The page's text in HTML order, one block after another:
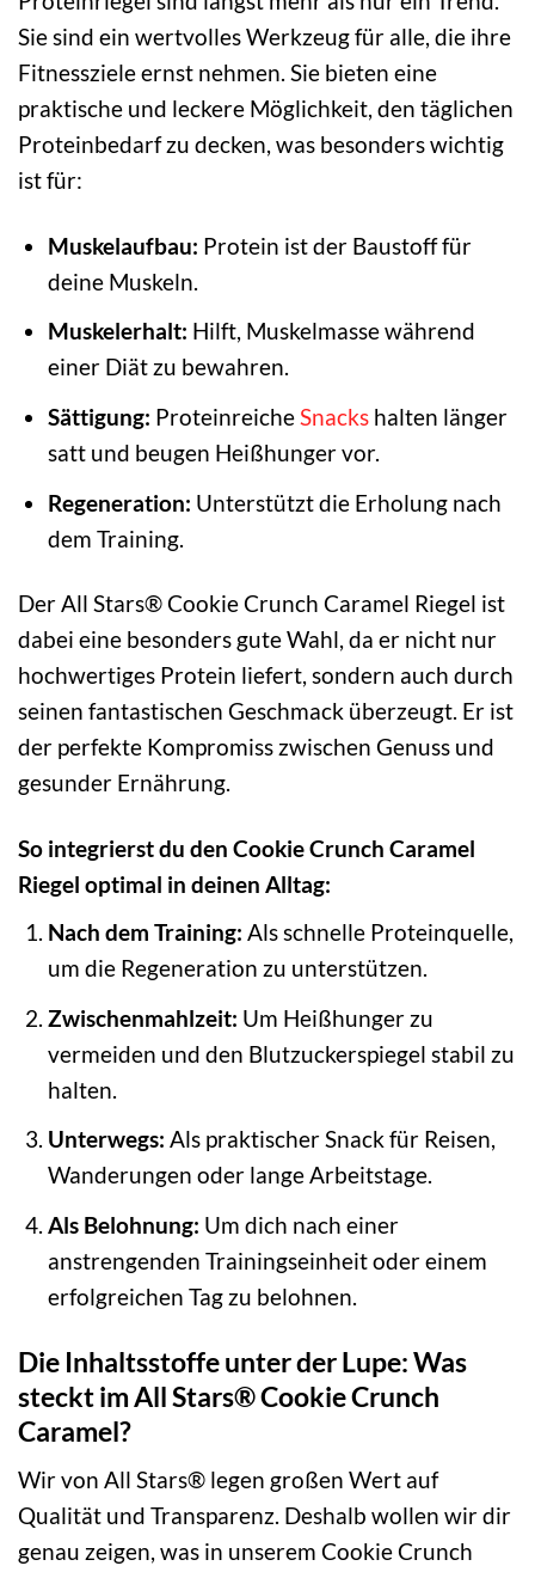
Sie sind ein wertvolles Werkzeug für alle, die ihre
Fitnessziele ernst nehmen. Sie bieten eine
praktische und leckere Möglichkeit, den täglichen
Proteinbedarf zu decken, was besonders wichtig
ist für:
Muskelaufbau: Protein ist der Baustoff für
deine Muskeln.
Muskelerhalt: Hilft, Muskelmasse während
einer Diät zu bewahren.
Sättigung: ProteinreicheSnackshalten länger
satt und beugen Heißhunger vor.
Regeneration: Unterstützt die Erholung nach
dem Training.
Der All Stars® Cookie Crunch Caramel Riegel ist
dabei eine besonders gute Wahl, da er nicht nur
hochwertiges Protein liefert, sondern auch durch
seinen fantastischen Geschmack überzeugt. Er ist
der perfekte Kompromiss zwischen Genuss und
gesunder Ernährung.
So integrierst du den Cookie Crunch Caramel
Riegel optimal in deinen Alltag:
Nach dem Training: Als schnelle Proteinquelle,
um die Regeneration zu unterstützen.
Zwischenmahlzeit: Um Heißhunger zu
vermeiden und den Blutzuckerspiegel stabil zu
halten.
Unterwegs: Als praktischer Snack für Reisen,
Wanderungen oder lange Arbeitstage.
Als Belohnung: Um dich nach einer
anstrengenden Trainingseinheit oder einem
erfolgreichen Tag zu belohnen.
Die Inhaltsstoffe unter der Lupe: Was
steckt im All Stars® Cookie Crunch
Caramel?
Wir von All Stars® legen großen Wert auf
Qualität und Transparenz. Deshalb wollen wir dir
genau zeigen, was in unserem Cookie Crunch